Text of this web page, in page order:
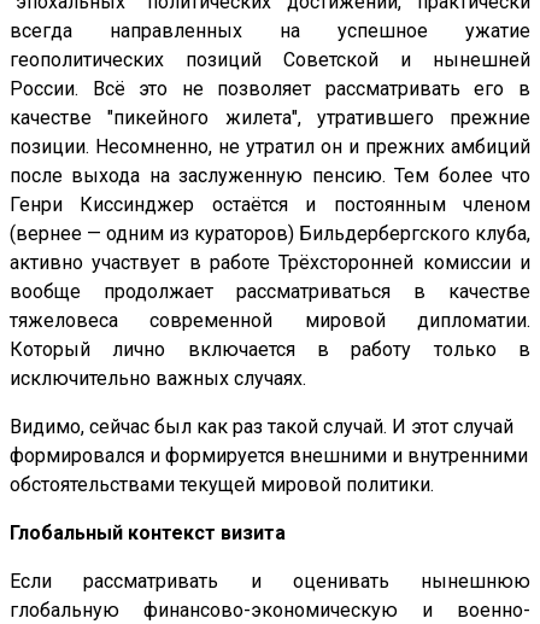
всегда направленных на успешное ужатие
геополитических позиций Советской и нынешней
России. Всё это не позволяет рассматривать его в
качестве "пикейного жилета", утратившего прежние
позиции. Несомненно, не утратил он и прежних амбиций
после выхода на заслуженную пенсию. Тем более что
Генри Киссинджер остаётся и постоянным членом
(вернее — одним из кураторов) Бильдербергского клуба,
активно участвует в работе Трёхсторонней комиссии и
вообще продолжает рассматриваться в качестве
тяжеловеса современной мировой дипломатии.
Который лично включается в работу только в
исключительно важных случаях.
Видимо, сейчас был как раз такой случай. И этот случай
формировался и формируется внешними и внутренними
обстоятельствами текущей мировой политики.
Глобальный контекст визита
Если рассматривать и оценивать нынешнюю
глобальную финансово-экономическую и военно-